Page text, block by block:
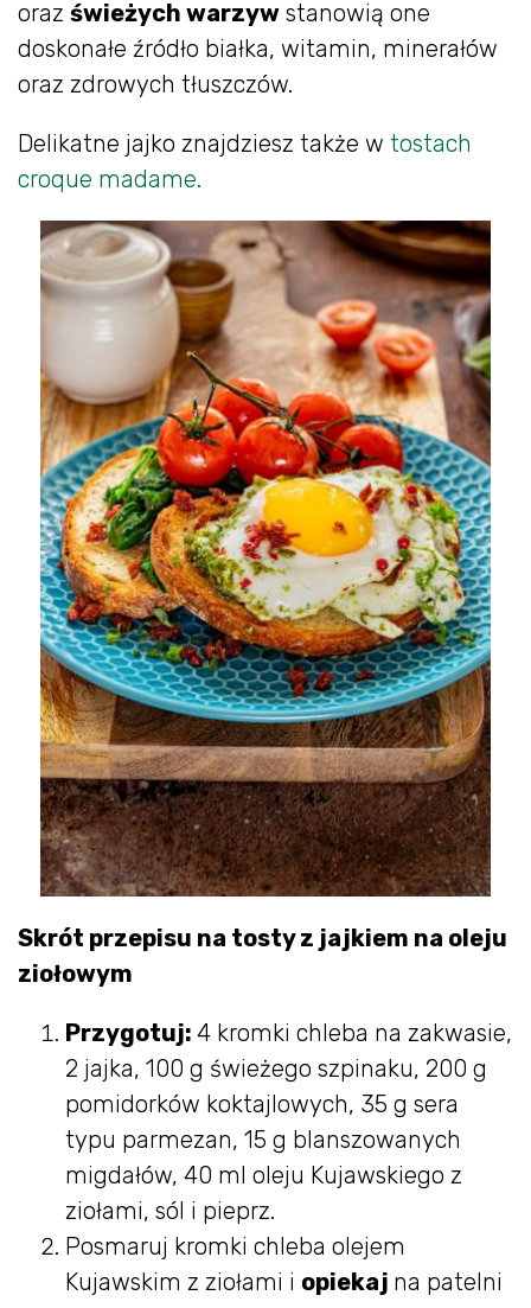
oraz świeżych warzyw stanowią one
doskonałe źródło białka, witamin, minerałów
oraz zdrowych tłuszczów.
Delikatne jajko znajdziesz także w tostach
croque madame.
Skrót przepisu na tosty z jajkiem na oleju
ziołowym
Przygotuj: 4 kromki chleba na zakwasie,
2 jajka, 100 g świeżego szpinaku, 200 g
pomidorków koktajlowych, 35 g sera
typu parmezan, 15 g blanszowanych
migdałów, 40 ml oleju Kujawskiego z
ziołami, sól i pieprz.
Posmaruj kromki chleba olejem
Kujawskim z ziołami i opiekaj na patelni